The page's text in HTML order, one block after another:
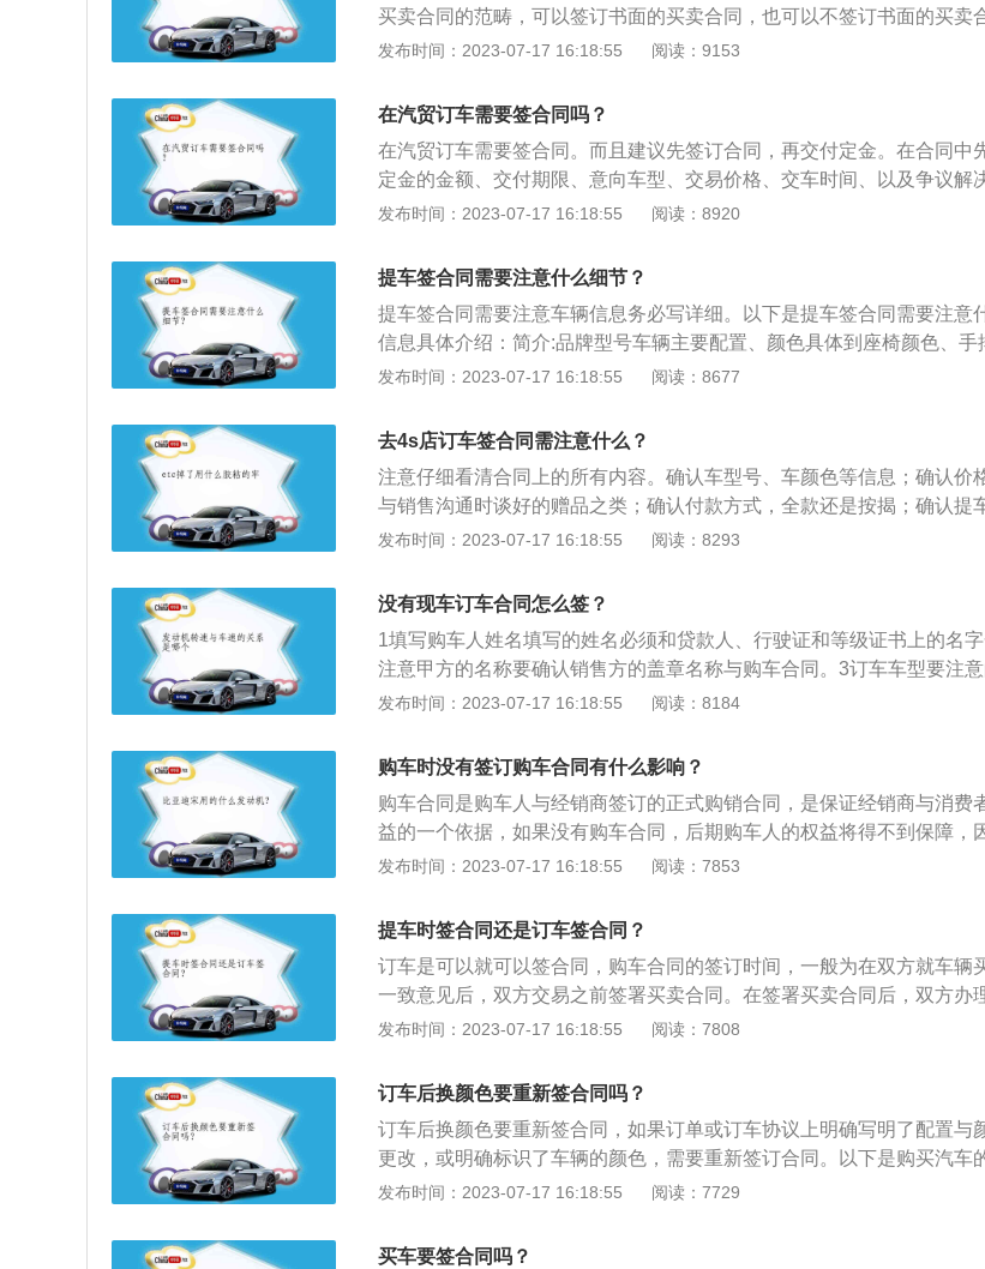
约定增加保险费或者解除合同。保险人解除合同的，应当将已收取的保
照合同约定扣除自保险责任开始之日起至合同解除之日止应收的部分后
的危险程度显著增加而发生的保险事故，保险人不承担赔偿保险金的责
明，订金可以退；4、签订合同时注明车型及其颜色。车到店不要因为
加价；5、标明提车日期。越早越好，但是一定要写明日期；6、送的东
的，防止提车后4S店不认账。还有最重要的要注明免费赠送；7、补充条
明。提车时，如果发现店方提供的车辆有任何质量缺陷和车身外观问题
权拒绝接受；8、保险的选择。基本上4S店都会推荐在他们那里买保险
是对新手来说，碰擦事故比较多，如果都要自己联系保险公司定损，理
以直接把车开到4S店定损，修理，理赔的事情他们会一并搞定。自己只
把车开回家即可；9、合同订单写好后要一看再看。多看几遍没坏处，
没有纰漏。最后别忘签字和留联系方式。以免车到了联系不上自己；10
的一条。如果可能的话，补充条款中写明提车时如遇厂家降价，则按降
测费、上牌费）等，这些都属于不合理的费用。摘要：签订单合同前，
和送的东西谈好，另外还有保险和购置税确认。注意签合同的时候要注
型，有两种，第一种是可以变动的，在车上市后本人对价格和配置不满
退订金。第二种是车主个人信息订单，要把车主信息送到厂家的，并且
后确认提车，会做回访。
买卖合同的范畴，可以签订书面的买卖合同，也可以不签订书面的买卖
是在通常的交易习惯中建议写一份书面的买卖合同，这样有利于避免纠
典》第五百九十六条，买卖合同的内容一般包括标的物的名称、数量、
款、履行期限、履行地点和方式、包装方式、检验标准和方法、结算方
使用的文字及其效力等条款。
发布时间：2023-07-17 16:18:55 阅读：9153
在汽贸订车需要签合同吗？
在汽贸订车需要签合同。而且建议先签订合同，再交付定金。在合同中
定金的金额、交付期限、意向车型、交易价格、交车时间、以及争议解
后，再实际交付定金，以保障合同的顺利进行。相关规定：债务人履行
定，致使不能实现合同目的，无权请求返还定金；收受定金的一方不履
者履行债务不符合约定，致使不能实现合同目的，应当双倍返还定金。
事项：先检查车辆的生产日期，然后主要是检查车身漆面，特别是四角
有的灯光和车载电器，空调的制冷效果，发动机噪音和抖动，四轮轮胎
箱的备件是不是齐全。仪表盘的里程不超过30.这些都合格才可以交款，
发布时间：2023-07-17 16:18:55 阅读：8920
提车签合同需要注意什么细节？
提车签合同需要注意车辆信息务必写详细。以下是提车签合同需要注意
信息具体介绍：简介:品牌型号车辆主要配置、颜色具体到座椅颜色、手
排以及随车交付文件等，价款应列明车辆交易提车价，付款方式和期限
数。注意事项：消费者签约时要特别注意体现经销商合同责任细节，如
式、地点、时间，保养、维修等售后服务经销商担何种义务，免费保养
计，还是以里程计，交车时间违约后，双方责任是否对等。
发布时间：2023-07-17 16:18:55 阅读：8677
去4s店订车签合同需注意什么？
注意仔细看清合同上的所有内容。确认车型号、车颜色等信息；确认价
与销售沟通时谈好的赠品之类；确认付款方式，全款还是按揭；确认提
以下是4S店提车的注意事项：检查漆面是否有瑕疵：汽车在出厂的时候
中，汽车就有可能出现剐蹭，有的经销商就补漆之后当成新车售卖，因
的时候，一定要检查漆面是否光滑平整，如果有瑕疵就有可能是补过漆
车。检查生产日期：汽车出厂几个月没有卖掉就会成为库存车，在提车
检查生产日期。检查车内按钮：汽车上面有很多配置，而车内的按钮控
分的功能，当提车的时候，一定要试试各个按钮是否完好，最好的方法
发布时间：2023-07-17 16:18:55 阅读：8293
没有现车订车合同怎么签？
1填写购车人姓名填写的姓名必须和贷款人、行驶证和等级证书上的名
注意甲方的名称要确认销售方的盖章名称与购车合同。3订车车型要注
定车型。4确认价格一定要写最后4S店承诺的价格。5违约责任要明确购
发布时间：2023-07-17 16:18:55 阅读：8184
购车时没有签订购车合同有什么影响？
购车合同是购车人与经销商签订的正式购销合同，是保证经销商与消费
益的一个依据，如果没有购车合同，后期购车人的权益将得不到保障，
一定要签购车合同。扩展内容，买新车签合同需要注意的事项如下：1、
号)等汽车本身应有的要素。2、注意细节：注意体现经销商合同责任的细
括交车方式、地点、时间等。3、明确违约责任：购车合同中要特别注意
约责任，以及约定解决的方式、合同的管辖地等。4、注明售后：注明
务，应重点列明经销商应承担何种义务。5、票据上名称必须保持一致:
方的盖章名称与购车合同、发票上的名称三者必须保持一致。
发布时间：2023-07-17 16:18:55 阅读：7853
提车时签合同还是订车签合同？
订车是可以就可以签合同，购车合同的签订时间，一般为在双方就车辆
一致意见后，双方交易之前签署买卖合同。在签署买卖合同后，双方办
及支付购车款，办理过户等手续。以下是签合同的注意事项：1、汽车的
让4S店为降价。2、定金：分期为未审批或者要求的厂家免息未审批要求
金。3、价款：要明确销售商报价包含的内容，应列明车辆交易的总价款
车价或是包牌价。买车的花费主要有：车价、购置费、保险费、牌照费
及销售商代办保险、借贷、竞拍牌照、上牌、装潢、取车或送车等有关
的代办费。另外，还要明确可否有加急费、手续费、运费、出库费等花
发布时间：2023-07-17 16:18:55 阅读：7808
订车后换颜色要重新签合同吗？
订车后换颜色要重新签合同，如果订单或订车协议上明确写明了配置与
更改，或明确标识了车辆的颜色，需要重新签订合同。以下是购买汽车
项：1、检查轮胎：检查前轮减震器运输保护套筒（黄色）是否已解除。
配套赶紧更换。检查四个轮胎的气嘴帽是否在。2、检查内饰：打开所有
发布时间：2023-07-17 16:18:55 阅读：7729
买车要签合同吗？